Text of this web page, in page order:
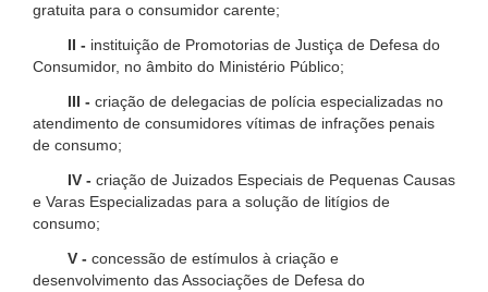
gratuita para o consumidor carente;
II - instituição de Promotorias de Justiça de Defesa do
Consumidor, no âmbito do Ministério Público;
III - criação de delegacias de polícia especializadas no
atendimento de consumidores vítimas de infrações penais
de consumo;
IV - criação de Juizados Especiais de Pequenas Causas
e Varas Especializadas para a solução de litígios de
consumo;
V - concessão de estímulos à criação e
desenvolvimento das Associações de Defesa do